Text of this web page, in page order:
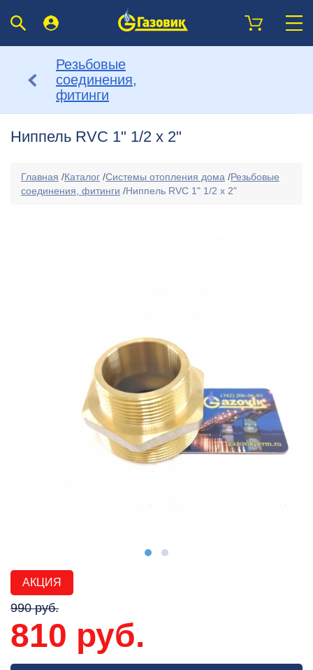
Резьбовые
соединения,
фитинги
Ниппель RVC 1" 1/2 х 2"
Главная /Каталог /Системы отопления дома /Резьбовые
соединения, фитинги /Ниппель RVC 1" 1/2 х 2"
АКЦИЯ
990 руб.
810 руб.